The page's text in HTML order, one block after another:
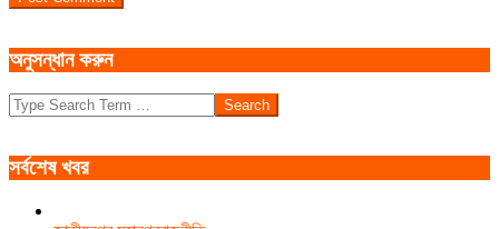
অনুসন্ধান করুন
Search
সর্বশেষ খবর